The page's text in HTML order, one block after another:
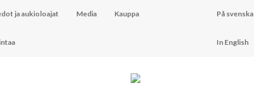
ja aukioloajat Media Kauppa På svenska
In English